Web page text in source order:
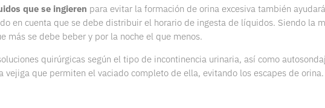
que se ingieren para evitar la formación de orina excesiva también
en cuenta que se debe distribuir el horario de ingesta de líquidos. Siendo la
más se debe beber y por la noche el que menos.
quirúrgicas según el tipo de incontinencia urinaria, así como
vejiga que permiten el vaciado completo de ella, evitando los escapes de orina.